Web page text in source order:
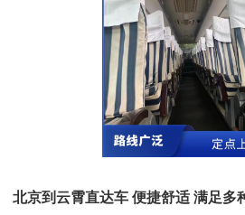
北京到云霄直达车 便捷舒适 满足多